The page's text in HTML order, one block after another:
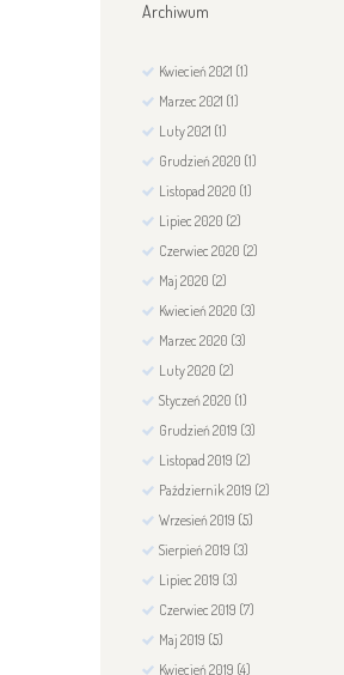
Archiwum
Kwiecień2021 (1)
Marzec2021 (1)
Luty2021 (1)
Grudzień2020 (1)
Listopad2020 (1)
Lipiec2020 (2)
Czerwiec2020 (2)
Maj2020 (2)
Kwiecień2020 (3)
Marzec2020 (3)
Luty2020 (2)
Styczeń2020 (1)
Grudzień2019 (3)
Listopad2019 (2)
Październik2019 (2)
Wrzesień2019 (5)
Sierpień2019 (3)
Lipiec2019 (3)
Czerwiec2019 (7)
Maj2019 (5)
Kwiecień2019 (4)